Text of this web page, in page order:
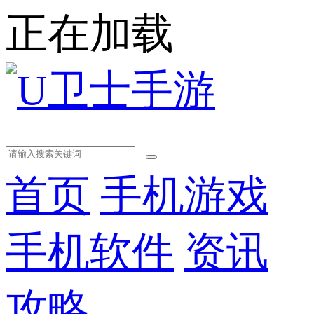
正在加载
首页 手机游戏
手机软件 资讯